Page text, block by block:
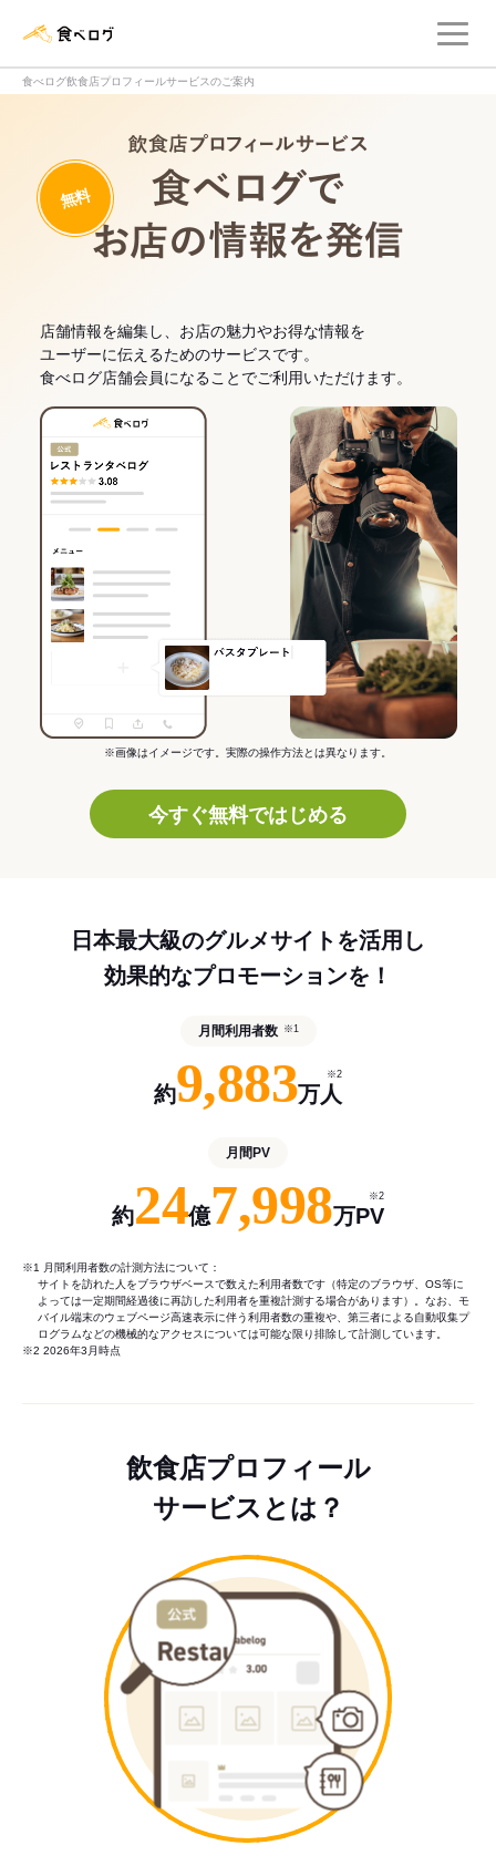
食べログ飲食店プロフィールサービスのご案内
無料
店舗情報を編集し、お店の魅力やお得な情報を
ユーザーに伝えるためのサービスです。
食べログ店舗会員になることでご利用いただけます。
※画像はイメージです。実際の操作方法とは異なります。
今すぐ無料ではじめる
日本最大級のグルメサイトを活用し
効果的なプロモーションを！
月間利用者数 ※1
約9,883万人
※2
月間PV
約24億7,998万PV
※2
※1 月間利用者数の計測方法について：
サイトを訪れた人をブラウザベースで数えた利用者数です（特定のブラウザ、OS等に
よっては一定期間経過後に再訪した利用者を重複計測する場合があります）。なお、モ
バイル端末のウェブページ高速表示に伴う利用者数の重複や、第三者による自動収集プ
ログラムなどの機械的なアクセスについては可能な限り排除して計測しています。
※2 2026年3月時点
飲食店プロフィール
サービスとは？